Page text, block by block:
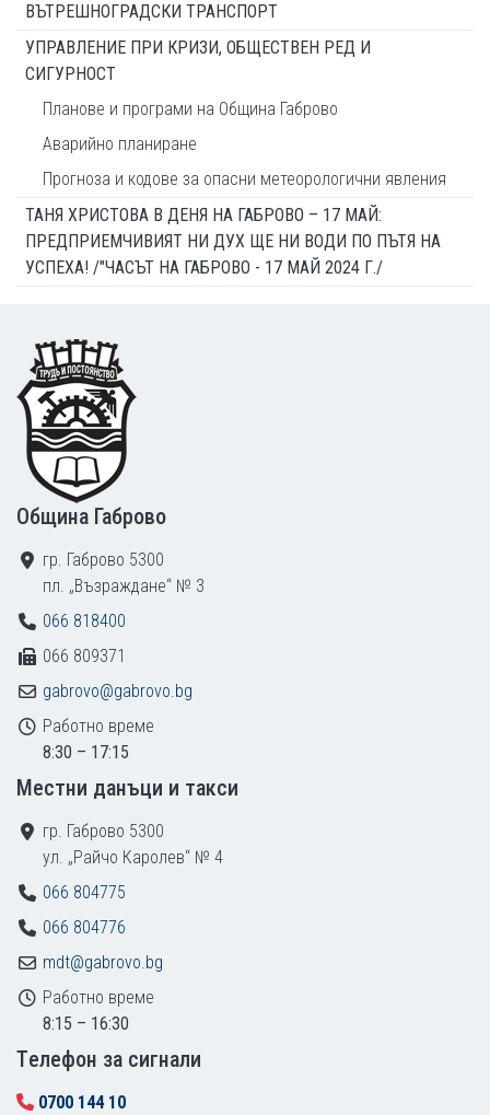
ВЪТРЕШНОГРАДСКИ ТРАНСПОРТ
УПРАВЛЕНИЕ ПРИ КРИЗИ, ОБЩЕСТВЕН РЕД И
СИГУРНОСТ
Планове и програми на Община Габрово
Аварийно планиране
Прогноза и кодове за опасни метеорологични явления
ТАНЯ ХРИСТОВА В ДЕНЯ НА ГАБРОВО – 17 МАЙ:
ПРЕДПРИЕМЧИВИЯТ НИ ДУХ ЩЕ НИ ВОДИ ПО ПЪТЯ НА
УСПЕХА! /"ЧАСЪТ НА ГАБРОВО - 17 МАЙ 2024 Г./
Footer
Община Габрово
гр. Габрово 5300
пл. „Възраждане“ № 3
066 818400
066 809371
gabrovo@gabrovo.bg
Работно време
8:30 – 17:15
Местни данъци и такси
гр. Габрово 5300
ул. „Райчо Каролев“ № 4
066 804775
066 804776
mdt@gabrovo.bg
Работно време
8:15 – 16:30
Tелефон за сигнали
0700 144 10